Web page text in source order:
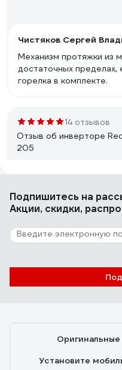
Чистяков Сергей
Механизм протяжки из
достаточных пределах,
горелка в комплекте.
14 отзывов
Отзыв об инверторе
205
Легко настраивается.
пониженном
Отзыв о сварочном
не стреляет ,не
подачу проволоки ,
Подпишитесь на
Акции, скидки,
Оригинальные
Установите